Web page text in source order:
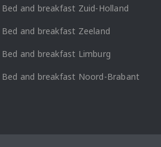
Bed and breakfast Zuid-Holland
Bed and breakfast Zeeland
Bed and breakfast Limburg
Bed and breakfast Noord-Brabant